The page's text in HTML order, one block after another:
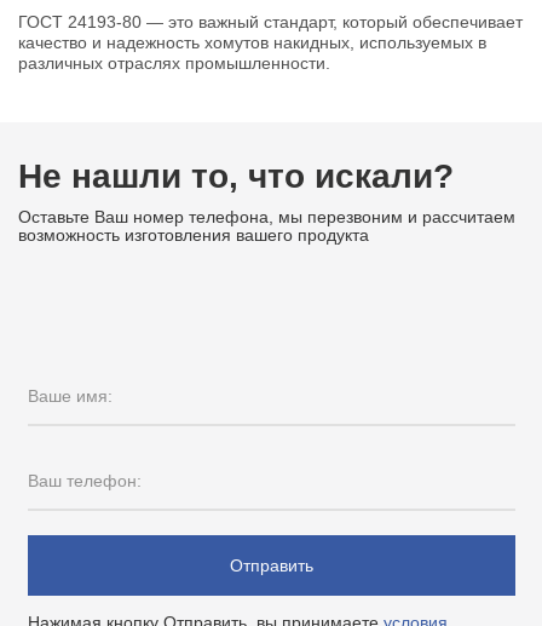
ГОСТ 24193-80 — это важный стандарт, который обеспечивает
качество и надежность хомутов накидных, используемых в
различных отраслях промышленности.
Не нашли то, что искали?
Оставьте Ваш номер телефона, мы перезвоним и рассчитаем
возможность изготовления вашего продукта
Ваше имя:
Ваш телефон:
Отправить